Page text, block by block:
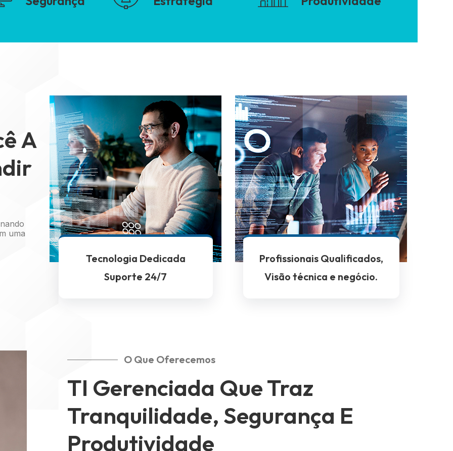
A
uma
Tecnologia Dedicada
Suporte 24/7
Profissionais Qualificados,
Visão técnica e negócio.
O Que Oferecemos
TI Gerenciada Que Traz
Tranquilidade, Segurança E
Produtividade